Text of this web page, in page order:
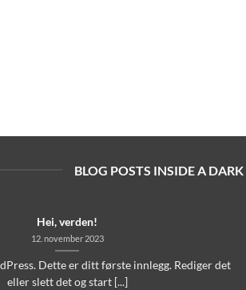
BLOG POSTS INSIDE A
Hei, verden!
12. november 2023
Dette er ditt første innlegg. Rediger det
eller slett det og start [...]